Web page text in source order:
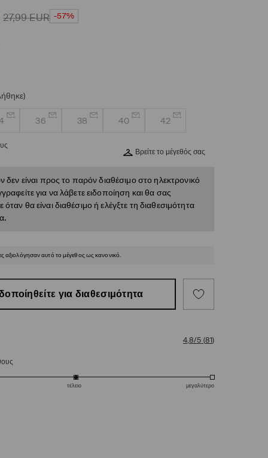
27,99EUR -57%
36 38 40 42
Βρείτε το μέγεθός σας
δεν είναι προς το παρόν διαθέσιμο στο ηλεκτρονικό
για να λάβετε ειδοποίηση και θα σας
θα είναι διαθέσιμο ή ελέγξτε τη διαθεσιμότητα
αξιολόγησαν αυτό το μέγεθος ως κανονικό.
για διαθεσιμότητα
4,8/5 (81)
τέλειο μεγαλύτερο